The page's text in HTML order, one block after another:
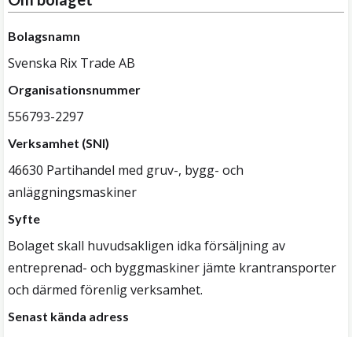
Bolagsnamn
Svenska Rix Trade AB
Organisationsnummer
556793-2297
Verksamhet (SNI)
46630 Partihandel med gruv-, bygg- och
anläggningsmaskiner
Syfte
Bolaget skall huvudsakligen idka försäljning av
entreprenad- och byggmaskiner jämte krantransporter
och därmed förenlig verksamhet.
Senast kända adress